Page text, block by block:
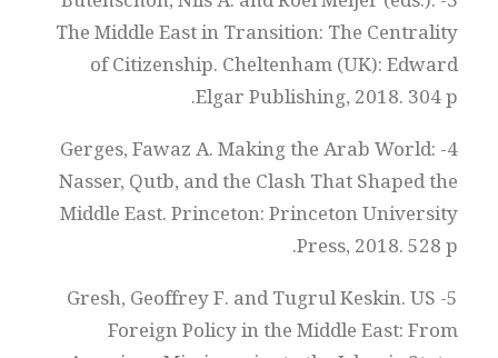
The Middle East in Transition: The Centrality
of Citizenship. Cheltenham (UK): Edward
Elgar Publishing, 2018. 304 p.
4- Gerges, Fawaz A. Making the Arab World:
Nasser, Qutb, and the Clash That Shaped the
Middle East. Princeton: Princeton University
Press, 2018. 528 p.
5- Gresh, Geoffrey F. and Tugrul Keskin. US
Foreign Policy in the Middle East: From